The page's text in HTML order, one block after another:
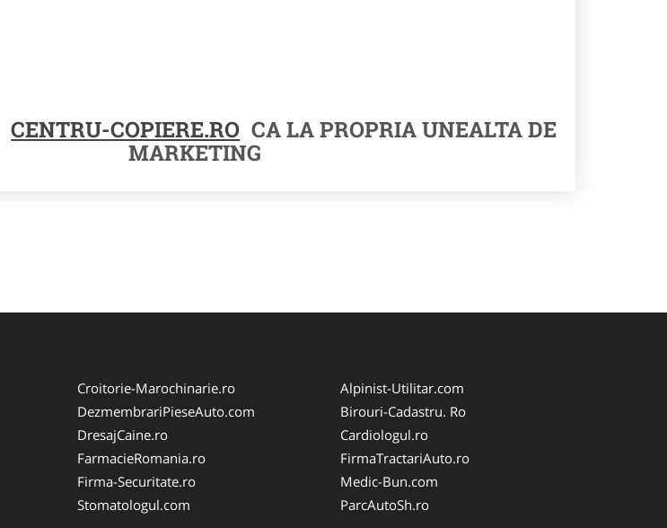
CENTRU-COPIERE.RO CA LA PROPRIA UNEALTA DE
MARKETING
Croitorie-Marochinarie.ro
DezmembrariPieseAuto.com
DresajCaine.ro
FarmacieRomania.ro
Firma-Securitate.ro
Stomatologul.com
Alpinist-Utilitar.com
Birouri-Cadastru. Ro
Cardiologul.ro
FirmaTractariAuto.ro
Medic-Bun.com
ParcAutoSh.ro